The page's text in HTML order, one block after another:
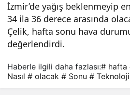
İzmir’de yağış beklenmeyip
34 ila 36 derece arasında
Çelik, hafta sonu hava
değerlendirdi.
Haberle ilgili daha fazlası:# hafta
Nasıl # olacak # Sonu # Teknoloji